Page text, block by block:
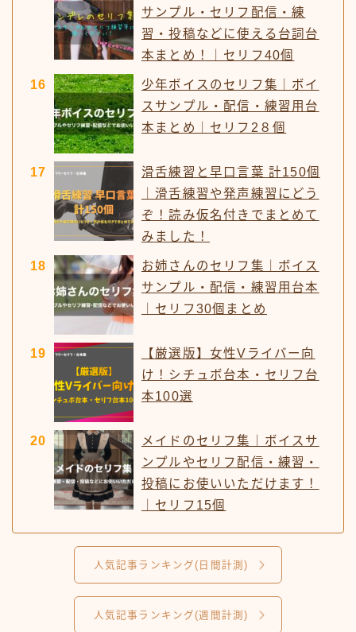
サンプル・セリフ配信・練
習・投稿などに使える台詞台
本まとめ！｜セリフ40個
少年ボイスのセリフ集｜ボイ
スサンプル・配信・練習用台
本まとめ｜セリフ2８個
滑舌練習と早口言葉 計150個
｜滑舌練習や発声練習にどう
ぞ！読み仮名付きでまとめて
みました！
お姉さんのセリフ集｜ボイス
サンプル・配信・練習用台本
｜セリフ30個まとめ
【厳選版】女性Vライバー向
け！シチュボ台本・セリフ台
本100選
メイドのセリフ集｜ボイスサ
ンプルやセリフ配信・練習・
投稿にお使いいただけます！
｜セリフ15個
人気記事ランキング(日間計測)
人気記事ランキング(週間計測)